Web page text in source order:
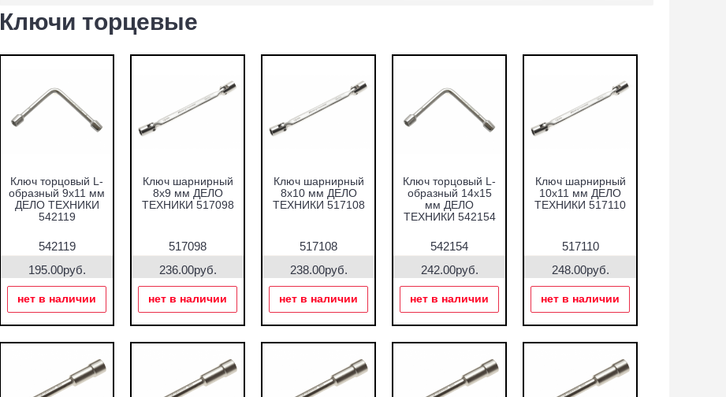
Ключи торцевые
Ключ торцовый L-
образный 9х11 мм
ДЕЛО ТЕХНИКИ
542119
542119
195.00руб.
нет в наличии
Ключ шарнирный
8х9 мм ДЕЛО
ТЕХНИКИ 517098
517098
236.00руб.
нет в наличии
Ключ шарнирный
8х10 мм ДЕЛО
ТЕХНИКИ 517108
517108
238.00руб.
нет в наличии
Ключ торцовый L-
образный 14х15
мм ДЕЛО
ТЕХНИКИ 542154
542154
242.00руб.
нет в наличии
Ключ шарнирный
10х11 мм ДЕЛО
ТЕХНИКИ 517110
517110
248.00руб.
нет в наличии